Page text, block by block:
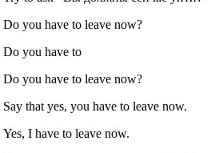
Do you have to leave now?
Do you have to
Do you have to leave now?
Say that yes, you have to leave now.
Yes, I have to leave now.